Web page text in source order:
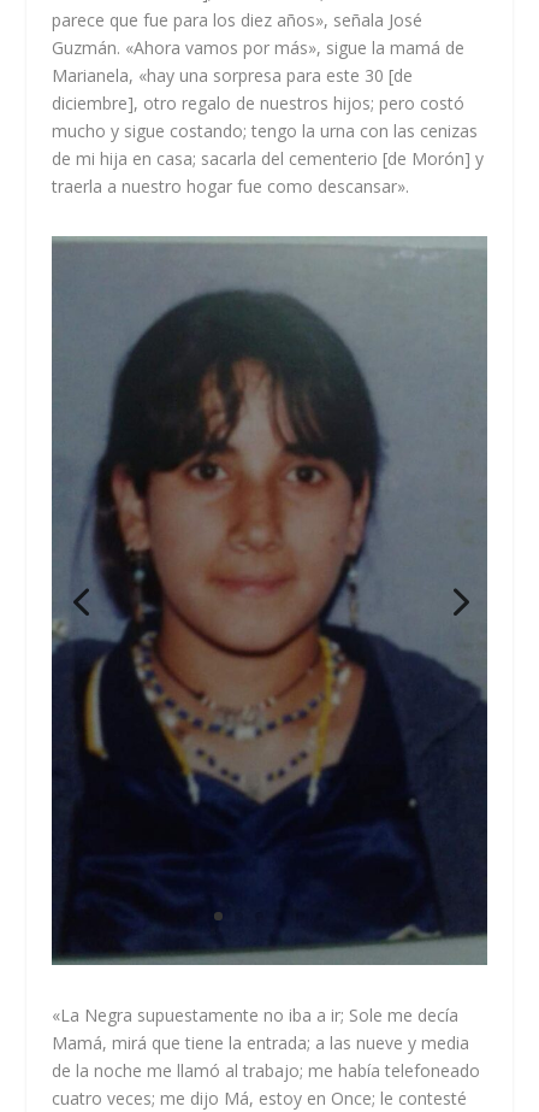
parece que fue para los diez años», señala José
Guzmán. «Ahora vamos por más», sigue la mamá de
Marianela, «hay una sorpresa para este 30 [de
diciembre], otro regalo de nuestros hijos; pero costó
mucho y sigue costando; tengo la urna con las cenizas
de mi hija en casa; sacarla del cementerio [de Morón] y
traerla a nuestro hogar fue como descansar».
«La Negra supuestamente no iba a ir; Sole me decía
Mamá, mirá que tiene la entrada; a las nueve y media
de la noche me llamó al trabajo; me había telefoneado
cuatro veces; me dijo Má, estoy en Once; le contesté